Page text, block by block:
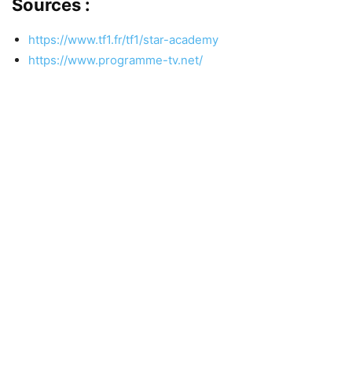
Sources :
https://www.tf1.fr/tf1/star-academy
https://www.programme-tv.net/